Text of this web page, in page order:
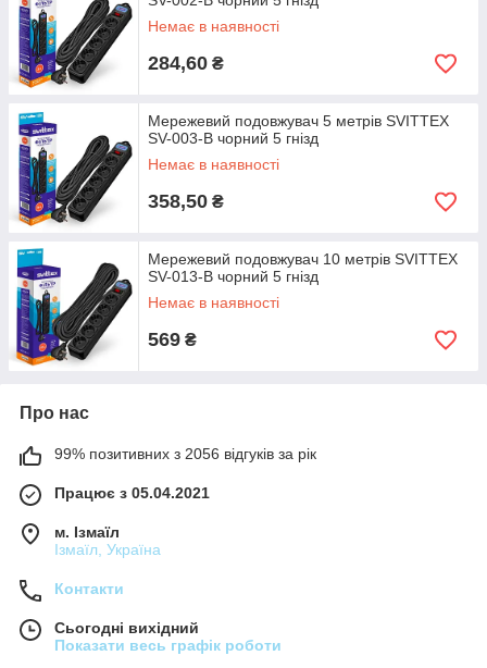
Немає в наявності
284,60 ₴
Мережевий подовжувач 5 метрів SVITTEX
SV-003-В чорний 5 гнізд
Немає в наявності
358,50 ₴
Мережевий подовжувач 10 метрів SVITTEX
SV-013-В чорний 5 гнізд
Немає в наявності
569 ₴
Про нас
99% позитивних з 2056 відгуків за рік
Працює з 05.04.2021
м. Ізмаїл
Ізмаїл, Україна
Контакти
Сьогодні вихідний
Показати весь графік роботи